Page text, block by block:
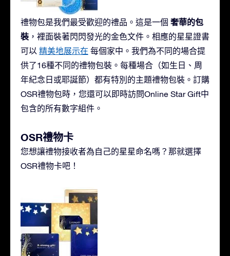
禮物包是我們最受歡迎的禮品。這是一個 奢華的包
裝 ，裡面裝著閃閃發光的金色文件。相應的星星證書
可以 精美地展示在 每個家中。我們為不同的場合提
供了16種不同的禮物包裝。每種場合（如生日、周
年紀念日或耶誕節）都有特別的主題禮物包裝。訂購
OSR禮物包時，您還可以即時訪問Online Star Gift中
包含的所有數字組件。
OSR禮物卡
您想讓禮物接收者為自己的星星命名嗎？那就選擇
OSR禮物卡吧！